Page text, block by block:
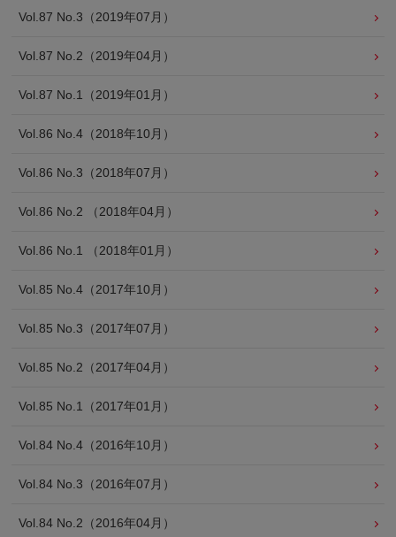
Vol.87 No.3（2019年07月）
Vol.87 No.2（2019年04月）
Vol.87 No.1（2019年01月）
Vol.86 No.4（2018年10月）
Vol.86 No.3（2018年07月）
Vol.86 No.2 （2018年04月）
Vol.86 No.1 （2018年01月）
Vol.85 No.4（2017年10月）
Vol.85 No.3（2017年07月）
Vol.85 No.2（2017年04月）
Vol.85 No.1（2017年01月）
Vol.84 No.4（2016年10月）
Vol.84 No.3（2016年07月）
Vol.84 No.2（2016年04月）